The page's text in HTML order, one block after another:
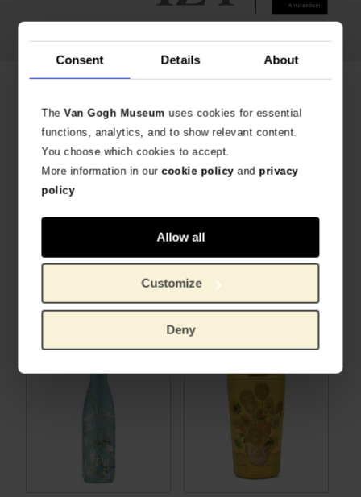
Consent Details About
TheVan Gogh Museum uses cookies for essential
functions, analytics, and to show relevant content.
You choose which cookies to accept.
More information in ourcookie policyand privacy
policy
Allow all
Customize
Deny
IZY Bottles Termo, Autorretrato
€24,75 €24,75